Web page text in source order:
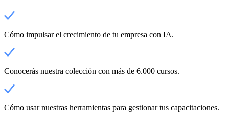
Cómo impulsar el crecimiento de tu empresa con IA.
Conocerás nuestra colección con más de 6.000 cursos.
Cómo usar nuestras herramientas para gestionar tus capacitaciones.